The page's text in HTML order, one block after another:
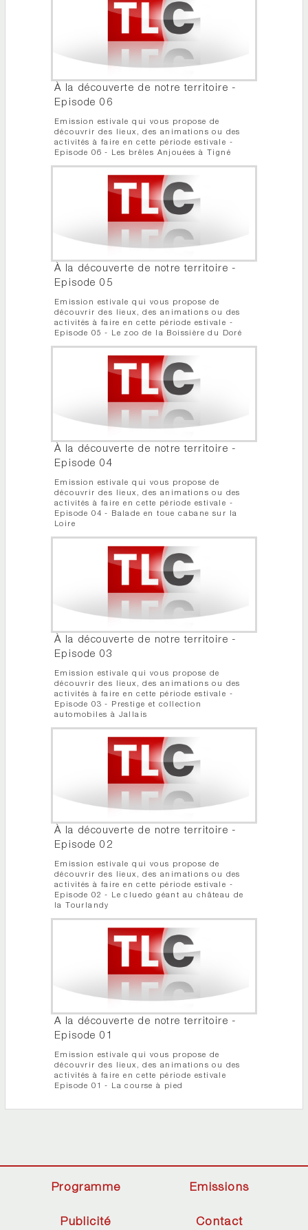
À la découverte de notre territoire -
Episode 06
Emission estivale qui vous propose de
découvrir des lieux, des animations ou des
activités à faire en cette période estivale -
Episode 06 - Les brêles Anjouées à Tigné
À la découverte de notre territoire -
Episode 05
Emission estivale qui vous propose de
découvrir des lieux, des animations ou des
activités à faire en cette période estivale -
Episode 05 - Le zoo de la Boissière du Doré
À la découverte de notre territoire -
Episode 04
Emission estivale qui vous propose de
découvrir des lieux, des animations ou des
activités à faire en cette période estivale -
Episode 04 - Balade en toue cabane sur la
Loire
À la découverte de notre territoire -
Episode 03
Emission estivale qui vous propose de
découvrir des lieux, des animations ou des
activités à faire en cette période estivale -
Episode 03 - Prestige et collection
automobiles à Jallais
À la découverte de notre territoire -
Episode 02
Emission estivale qui vous propose de
découvrir des lieux, des animations ou des
activités à faire en cette période estivale -
Episode 02 - Le cluedo géant au château de
la Tourlandy
A la découverte de notre territoire -
Episode 01
Emission estivale qui vous propose de
découvrir des lieux, des animations ou des
activités à faire en cette période estivale
Episode 01 - La course à pied
Programme Emissions
Publicité Contact